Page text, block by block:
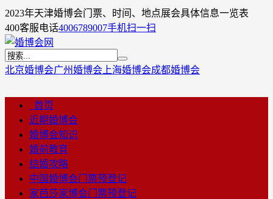
2023年天津婚博会门票、时间、地点展会具体信息一览表
400客服电话4006789007手机扫一扫
北京婚博会广州婚博会 上海婚博会成都婚博会
首页
近期婚博会
婚博会知识
婚前教育
结婚攻略
中国婚博会门票预登记
家芭莎家博会门票预登记